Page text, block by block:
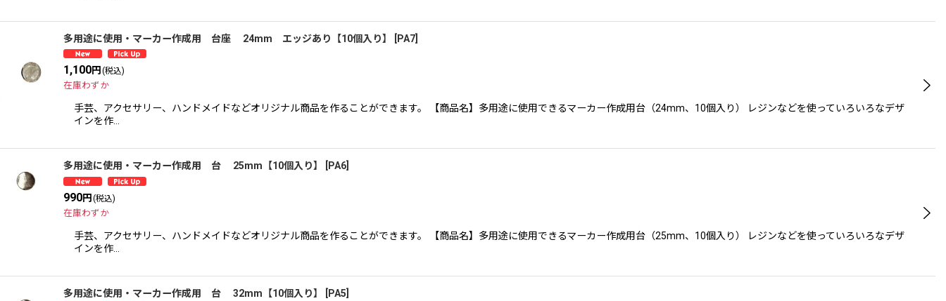
多用途に使用・マーカー作成用 台座 24mm エッジあり【10個入り】 PA7
1,100円 (税込)
在庫わずか
手芸、アクセサリー、ハンドメイドなどオリジナル商品を作ることができます。 【商品名】多用途に使用できるマーカー作成用台（24mm、10個入り） レジンなどを使っていろいろなデザ
インを作…
多用途に使用・マーカー作成用 台 25mm【10個入り】 PA6
990円 (税込)
在庫わずか
手芸、アクセサリー、ハンドメイドなどオリジナル商品を作ることができます。 【商品名】多用途に使用できるマーカー作成用台（25mm、10個入り） レジンなどを使っていろいろなデザ
インを作…
多用途に使用・マーカー作成用 台 32mm【10個入り】 PA5